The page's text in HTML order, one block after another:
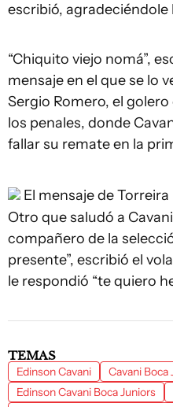
escribió, agradeciéndole
“Chiquito viejo nomá”,
mensaje en el que se lo
Sergio Romero, el
los penales, donde
fallar su remate en la
El mensaje de Torreira
Otro que saludó a
compañero de la
presente”, escribió el
le respondió “te quiero
TEMAS
Edinson Cavani
Cavani Boca
Edinson Cavani Boca Juniors